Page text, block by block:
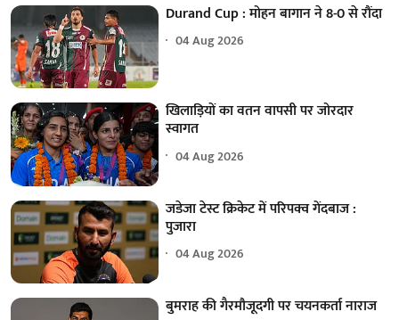
Durand Cup : मोहन बागान ने 8-0 से रौंदा
04 Aug 2026
खिलाड़ियों का वतन वापसी पर जोरदार
स्वागत
04 Aug 2026
जडेजा टेस्ट क्रिकेट में परिपक्व गेंदबाज :
पुजारा
04 Aug 2026
बुमराह की गैरमौजूदगी पर चयनकर्ता नाराज